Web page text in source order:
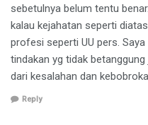
sebetulnya belum tentu
kalau kejahatan seperti
profesi seperti UU pers.
tindakan yg tidak
dari kesalahan dan
Reply